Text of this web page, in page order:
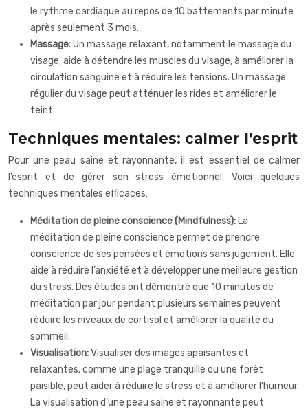
le rythme cardiaque au repos de 10 battements par minute
après seulement 3 mois.
Massage:Un massage relaxant, notamment le massage du
visage, aide à détendre les muscles du visage, à améliorer la
circulation sanguine et à réduire les tensions. Un massage
régulier du visage peut atténuer les rides et améliorer le
teint.
Techniques mentales: calmer l’esprit
Pour une peau saine et rayonnante, il est essentiel de calmer
l’esprit et de gérer son stress émotionnel. Voici quelques
techniques mentales efficaces:
Méditation de pleine conscience (Mindfulness): La
méditation de pleine conscience permet de prendre
conscience de ses pensées et émotions sans jugement. Elle
aide à réduire l’anxiété et à développer une meilleure gestion
du stress. Des études ont démontré que 10 minutes de
méditation par jour pendant plusieurs semaines peuvent
réduire les niveaux de cortisol et améliorer la qualité du
sommeil.
Visualisation:Visualiser des images apaisantes et
relaxantes, comme une plage tranquille ou une forêt
paisible, peut aider à réduire le stress et à améliorer l’humeur.
La visualisation d’une peau saine et rayonnante peut